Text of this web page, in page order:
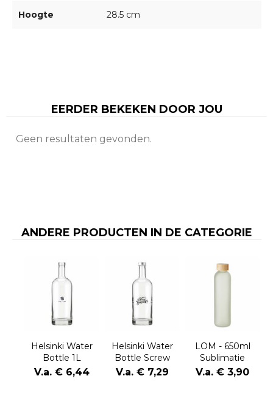
Hoogte 28.5 cm
EERDER BEKEKEN DOOR JOU
Geen resultaten gevonden.
ANDERE PRODUCTEN IN DE CATEGORIE
Helsinki Water
Bottle 1L
V.a. € 6,44
Helsinki Water
Bottle Screw
Cap 1L
V.a. € 7,29
LOM - 650ml
Sublimatie
glazen fles
V.a. € 3,90